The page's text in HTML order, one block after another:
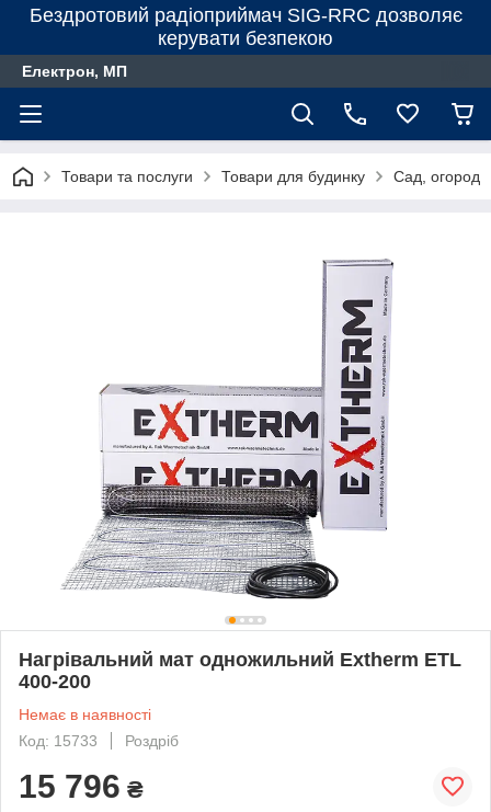
Бездротовий радіоприймач SIG-RRC дозволяє
керувати безпекою
Електрон, МП
Товари та послуги Товари для будинку Сад, огород
Нагрівальний мат одножильний Extherm ETL
400-200
Немає в наявності
Код: 15733
Роздріб
15 796 ₴